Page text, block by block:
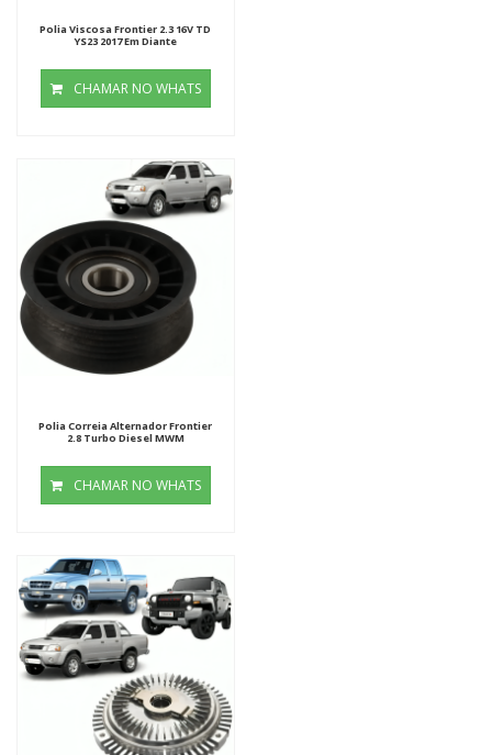
Polia Viscosa Frontier 2.3 16V TD
YS23 2017 Em Diante
CHAMAR NO WHATS
Polia Correia Alternador Frontier
2.8 Turbo Diesel MWM
CHAMAR NO WHATS